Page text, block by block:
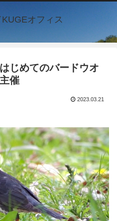
オフィス
じめてのバードウオ
催
2023.03.21